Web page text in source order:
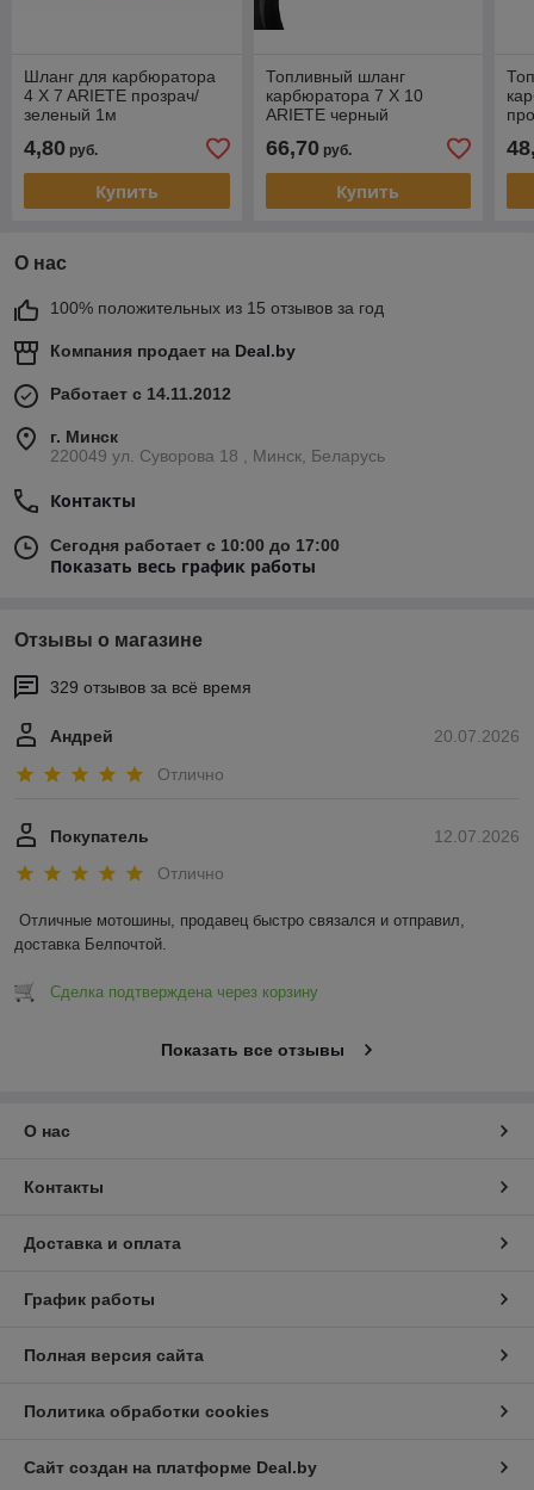
Шланг для карбюратора
4 X 7 ARIETE прозрач/
зеленый 1м
4,80 руб.
Купить
Топливный шланг
карбюратора 7 X 10
ARIETE черный
66,70руб.
Купить
О нас
100% положительных из 15 отзывов за год
Компания продает на Deal.by
Работает с 14.11.2012
г. Минск
220049 ул. Суворова 18 , Минск, Беларусь
Контакты
Сегодня работает с 10:00 до 17:00
Показать весь график работы
Отзывы о магазине
329 отзывов за всё время
20.07.2026
Андрей
Отлично
12.07.2026
Покупатель
Отлично
Отличные мотошины, продавец быстро связался и отправил,
доставка Белпочтой.
Сделка подтверждена через корзину
Показать все отзывы
О нас
Контакты
Доставка и оплата
График работы
Полная версия сайта
Политика обработки cookies
Сайт создан на платформе Deal.by